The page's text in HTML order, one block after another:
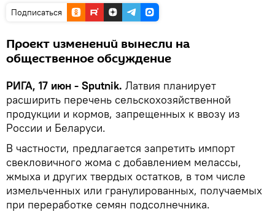
Подписаться
Проект изменений вынесли на
общественное обсуждение
РИГА, 17 июн - Sputnik. Латвия планирует
расширить перечень сельскохозяйственной
продукции и кормов, запрещенных к ввозу из
России и Беларуси.
В частности, предлагается запретить импорт
свекловичного жома с добавлением мелассы,
жмыха и других твердых остатков, в том числе
измельченных или гранулированных, получаемых
при переработке семян подсолнечника.